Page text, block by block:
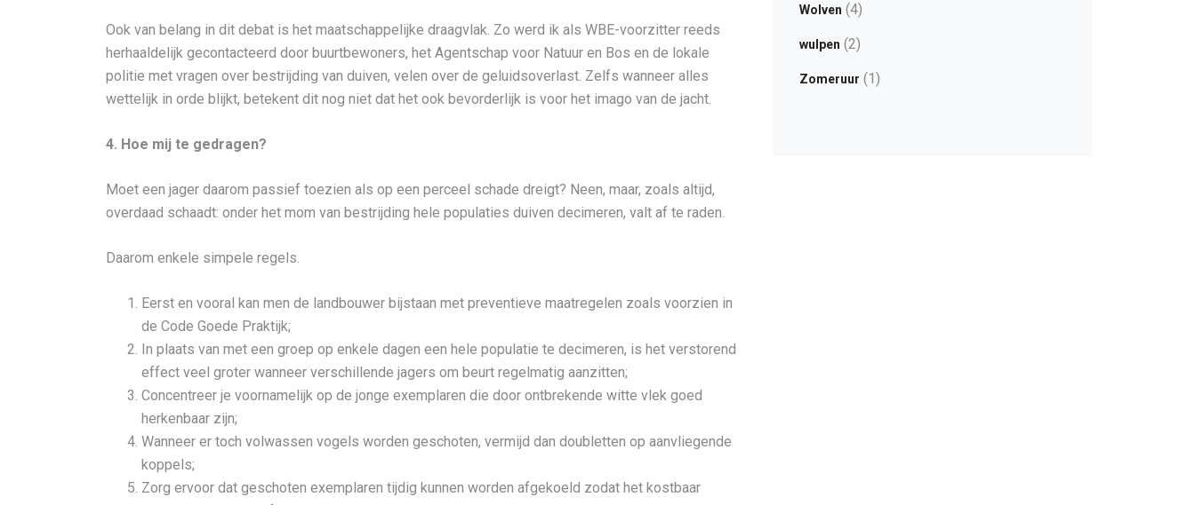
Ook van belang in dit debat is het maatschappelijke draagvlak. Zo werd ik als WBE-voorzitter reeds
herhaaldelijk gecontacteerd door buurtbewoners, het Agentschap voor Natuur en Bos en de lokale
politie met vragen over bestrijding van duiven, velen over de geluidsoverlast. Zelfs wanneer alles
wettelijk in orde blijkt, betekent dit nog niet dat het ook bevorderlijk is voor het imago van de jacht.
4. Hoe mij te gedragen?
Moet een jager daarom passief toezien als op een perceel schade dreigt? Neen, maar, zoals altijd,
overdaad schaadt: onder het mom van bestrijding hele populaties duiven decimeren, valt af te raden.
Daarom enkele simpele regels.
Eerst en vooral kan men de landbouwer bijstaan met preventieve maatregelen zoals voorzien in
de Code Goede Praktijk;
In plaats van met een groep op enkele dagen een hele populatie te decimeren, is het verstorend
effect veel groter wanneer verschillende jagers om beurt regelmatig aanzitten;
Concentreer je voornamelijk op de jonge exemplaren die door ontbrekende witte vlek goed
herkenbaar zijn;
Wanneer er toch volwassen vogels worden geschoten, vermijd dan doubletten op aanvliegende
koppels;
Zorg ervoor dat geschoten exemplaren tijdig kunnen worden afgekoeld zodat het kostbaar
Wolven (4)
wulpen (2)
Zomeruur (1)